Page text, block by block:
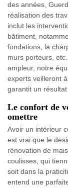
des années,
réalisation des
inclut les
bâtiment,
fondations, la
murs porteurs, etc.
ampleur, notre
experts veilleront
garantit un
Le confort de
omettre
Avoir un intérieur
est vrai que le
rénovation de
coulisses, qui
soit dans la
entend une